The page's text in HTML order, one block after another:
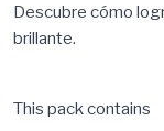
Descubre cómo
brillante.
This pack contains